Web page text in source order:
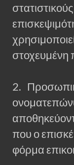
στοχευμένη
2.
που ο
φόρμα